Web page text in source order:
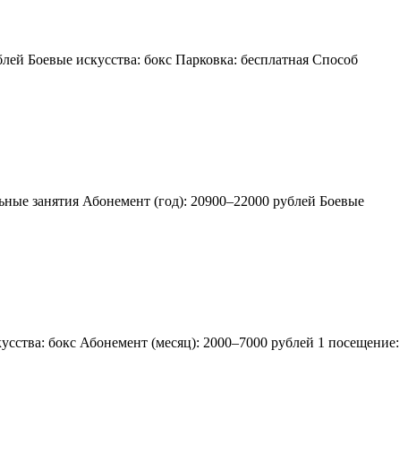
Боевые искусства: бокс Парковка: бесплатная Способ
занятия Абонемент (год): 20900–22000 рублей Боевые
бокс Абонемент (месяц): 2000–7000 рублей 1 посещение: